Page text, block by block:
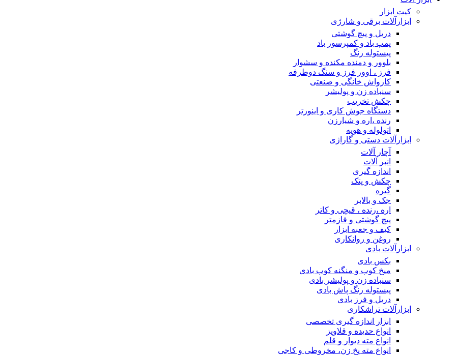
کیت ابزار
ابزارآلات برقی و شارژی
دریل و پیچ گوشتی
پمپ باد و کمپرسور باد
پیستوله رنگ
بلوور و دمنده مکنده و سشوار
فرز ، اوور فرز و سنگ دوطرفه
کارواش خانگی و صنعتی
سنباده زن و پولیشر
چکش تخریب
دستگاه جوش کاری و اینورتر
رنده ،اره و شیارزن
اتولوله و هویه
ابزارآلات دستی و گاراژی
آچار آلات
انبر آلات
اندازه گیری
چکش و پتک
گیره
جک و بالابر
اره ،رنده ، قیچی و کاتر
پیچ گوشتی و فازمتر
کیف و جعبه ابزار
روغن و روانکاری
ابزارآلات بادی
بکس بادی
میخ کوب و منگنه کوب بادی
سنباده زن و پولیشر بادی
پیستوله رنگ پاش بادی
دریل و فرز بادی
ابزارآلات تراشکاری
ابزار اندازه گیری تخصصی
انواع حدیده و قلاویز
انواع مته دیوار و قلم
انواع مته پخ زن، مخروطی و کاجی